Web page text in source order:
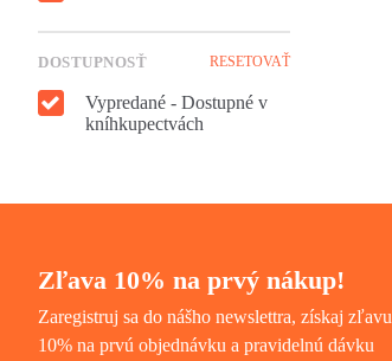
DOSTUPNOSŤ RESETOVAŤ
Vypredané - Dostupné v
kníhkupectvách
Zľava 10% na prvý nákup!
Zaregistruj sa do nášho newslettra, získaj zľavu
10% na prvú objednávku a pravidelnú dávku